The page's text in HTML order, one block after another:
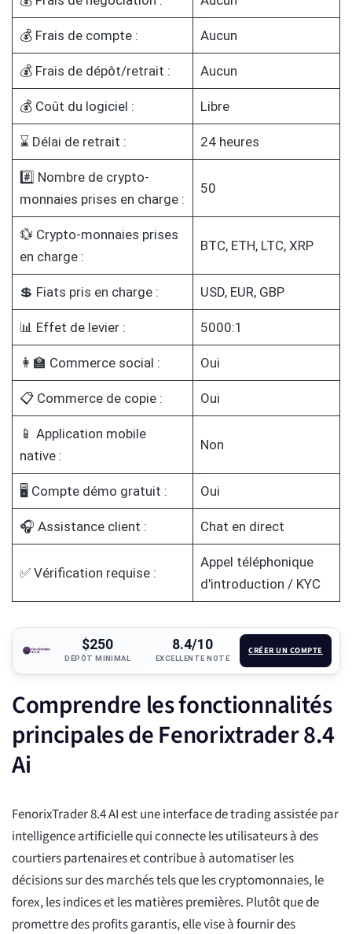
💰 Frais de compte : Aucun
💰 Frais de dépôt/retrait : Aucun
💰 Coût du logiciel : Libre
⌛ Délai de retrait : 24 heures
#️⃣ Nombre de crypto-
monnaies prises en charge :
50
💱 Crypto-monnaies prises
en charge :
BTC, ETH, LTC, XRP
💲 Fiats pris en charge : USD, EUR, GBP
📊 Effet de levier : 5000:1
👩‍🏫 Commerce social : Oui
📋 Commerce de copie : Oui
📱 Application mobile
native :
Non
🖥️ Compte démo gratuit : Oui
🎧 Assistance client : Chat en direct
✅ Vérification requise :
Appel téléphonique
d'introduction / KYC
$250
DÉPÔT MINIMAL
8.4/10
EXCELLENTE NOTE
CRÉER UN COMPTE
Comprendre les fonctionnalités
principales de Fenorixtrader 8.4
Ai
FenorixTrader 8.4 AI est une interface de trading assistée par
intelligence artificielle qui connecte les utilisateurs à des
courtiers partenaires et contribue à automatiser les
décisions sur des marchés tels que les cryptomonnaies, le
forex, les indices et les matières premières. Plutôt que de
promettre des profits garantis, elle vise à fournir des